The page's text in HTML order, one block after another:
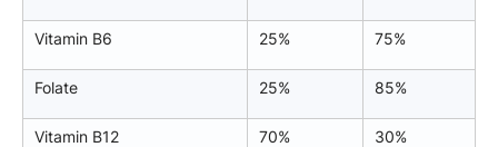
Vitamin B6 25% 75%
Folate 25% 85%
Vitamin B12 70% 30%